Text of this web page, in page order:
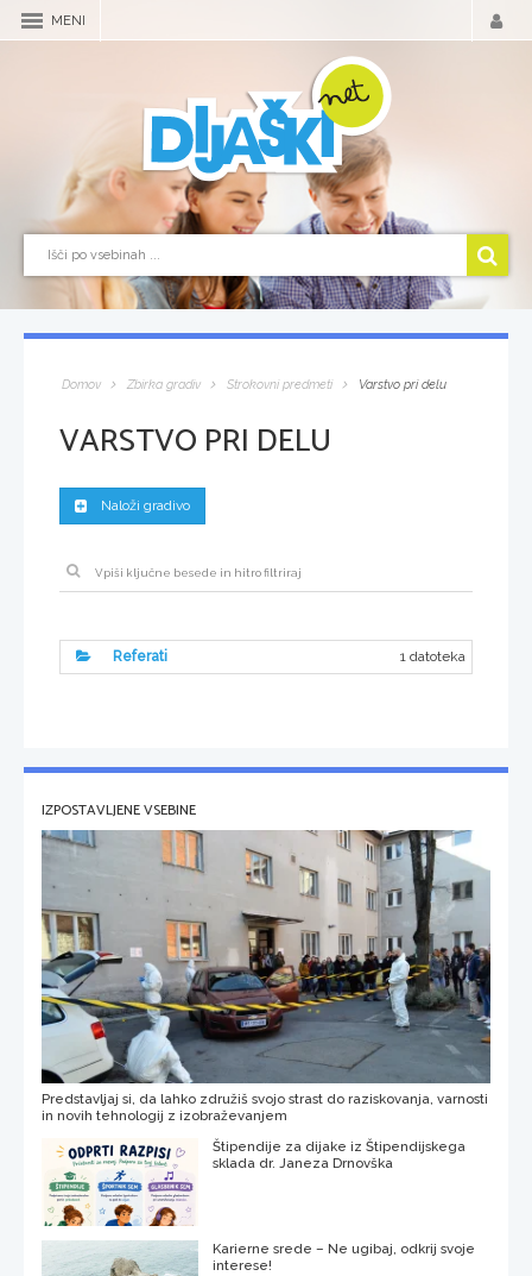
MENI
Domov Zbirka gradiv Strokovni predmeti Varstvo pri delu
VARSTVO PRI DELU
Naloži gradivo
Referati 1 datoteka
IZPOSTAVLJENE VSEBINE
Predstavljaj si, da lahko združiš svojo strast do raziskovanja, varnosti
in novih tehnologij z izobraževanjem
Štipendije za dijake iz Štipendijskega
sklada dr. Janeza Drnovška
Karierne srede – Ne ugibaj, odkrij svoje
interese!